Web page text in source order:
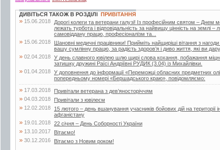
ДИВІТЬСЯ ТАКОЖ В РОЗДІЛІ ПРИВІТАННЯ
» 15.06.2018
Дорогі колеги та ветерани галузі! Із професійним святом –
лежать турбота і відповідальність за найвищу цінність на землі
самовіддану працю, професіоналізм та...
» 15.06.2018
Шановні медичні працівники! Прийміть найщиріші вітання з
вашу сумлінну працю, за радість здоров’я і диво життя, які ви
» 02.04.2018 У день славного ювілею шлю щирі слова кохання, побажання
затишку дружині Раїсі Андріївні РУДИК (3.04) із Михайлівки.
» 01.04.2018 У доповнення до інформації «Переможці обласних предметних
попередньому номері «Бершадського краю», повідомляємо:
» 17.03.2018 Привітали ветерана з дев’яносторіччям
» 04.03.2018 Привітали з ювілеєм
» 12.02.2018
15 лютого – день вшанування учасників бойових дій на території
афганістану
» 19.01.2018 22 січня – День Соборності України
» 13.10.2017 Вітаємо!
» 30.12.2016 Вітаємо з Новим роком!